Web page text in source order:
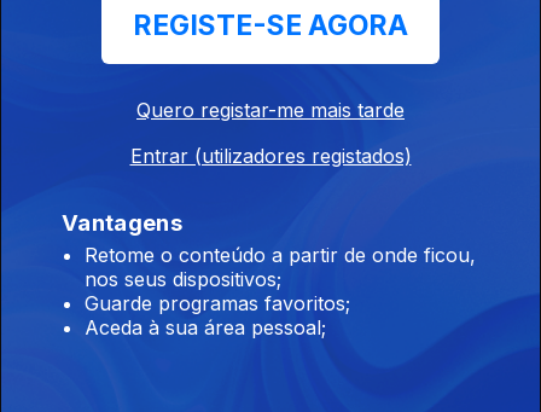
02 set. 2019
REGISTE-SE AGORA
Quero registar-me mais tarde
Entrar (utilizadores registados)
Vantagens
Retome o conteúdo a partir de onde ficou,
nos seus dispositivos;
Guarde programas favoritos;
Aceda à sua área pessoal;